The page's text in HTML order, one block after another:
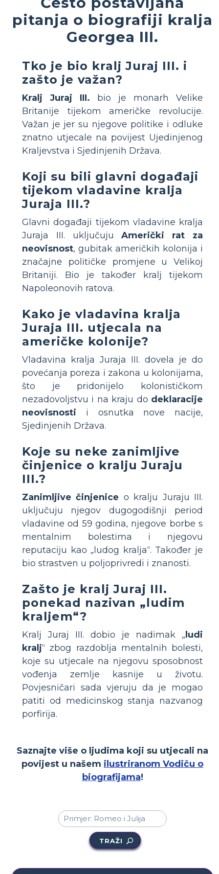
pitanja o biografiji kralja
Georgea III.
Tko je bio kralj Juraj III. i
zašto je važan?
Kralj Juraj III. bio je monarh Velike
Britanije tijekom američke revolucije.
Važan je jer su njegove politike i odluke
znatno utjecale na povijest Ujedinjenog
Kraljevstva i Sjedinjenih Država.
Koji su bili glavni događaji
tijekom vladavine kralja
Juraja III.?
Glavni događaji tijekom vladavine kralja
Juraja III. uključujuAmerički rat za
neovisnost, gubitak američkih kolonija i
značajne političke promjene u Velikoj
Britaniji. Bio je također kralj tijekom
Napoleonovih ratova.
Kako je vladavina kralja
Juraja III. utjecala na
američke kolonije?
Vladavina kralja Juraja III. dovela je do
povećanja poreza i zakona u kolonijama,
što je pridonijelo kolonističkom
nezadovoljstvu i na kraju do deklaracije
neovisnosti i osnutka nove nacije,
Sjedinjenih Država.
Koje su neke zanimljive
činjenice o kralju Juraju
III.?
Zanimljive činjenice o kralju Juraju III.
uključuju njegov dugogodišnji period
vladavine od 59 godina, njegove borbe s
mentalnim bolestima i njegovu
reputaciju kao „ludog kralja“. Također je
bio strastven u poljoprivredi i znanosti.
Zašto je kralj Juraj III.
ponekad nazivan „ludim
kraljem“?
Kralj Juraj III. dobio je nadimak „ ludi
kralj“ zbog razdoblja mentalnih bolesti,
koje su utjecale na njegovu sposobnost
vođenja zemlje kasnije u životu.
Povjesničari sada vjeruju da je mogao
patiti od medicinskog stanja nazvanog
porfirija.
Saznajte više o ljudima koji su utjecali na
povijest u našem ilustriranom Vodiču o
biografijama!
TRAŽI